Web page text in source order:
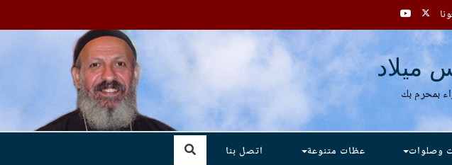
ميلاد
بمحرم بك
وصلوات عظات متنوعة اتصل بنا